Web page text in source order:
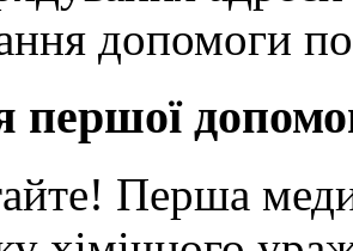
допомоги
першої
Перша